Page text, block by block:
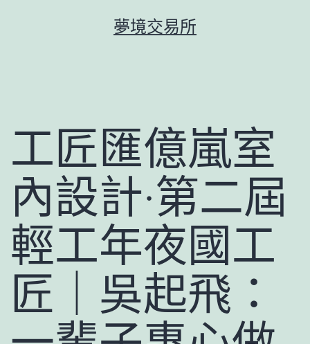
夢境交易所
工匠匯億嵐室
內設計·第二屆
輕工年夜國工
匠｜吳起飛：